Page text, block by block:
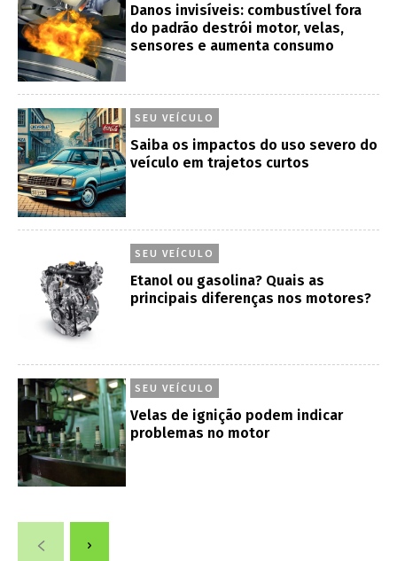
Danos invisíveis: combustível fora
do padrão destrói motor, velas,
sensores e aumenta consumo
SEU VEÍCULO
Saiba os impactos do uso severo do
veículo em trajetos curtos
SEU VEÍCULO
Etanol ou gasolina? Quais as
principais diferenças nos motores?
SEU VEÍCULO
Velas de ignição podem indicar
problemas no motor